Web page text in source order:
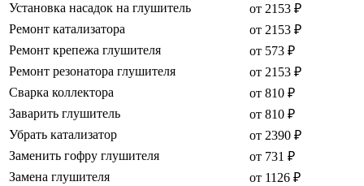
Установка насадок на глушитель
от 2153 ₽
Ремонт катализатора
от 2153 ₽
Ремонт крепежа глушителя
от 573 ₽
Ремонт резонатора глушителя
от 2153 ₽
Сварка коллектора
от 810 ₽
Заварить глушитель
от 810 ₽
Убрать катализатор
от 2390 ₽
Заменить гофру глушителя
от 731 ₽
Замена глушителя
от 1126 ₽